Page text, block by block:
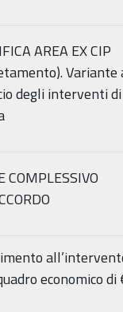
AREA EX CIP
Variante
degli interventi di
COMPLESSIVO
economico